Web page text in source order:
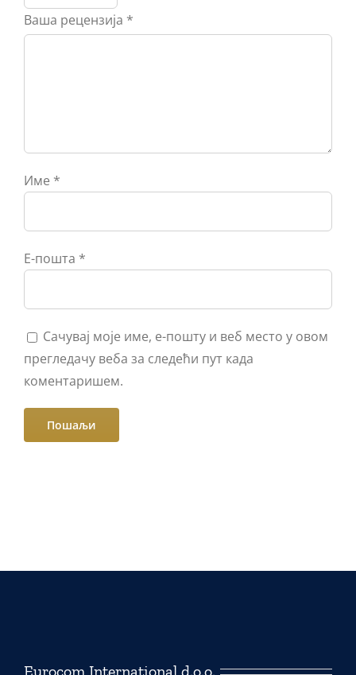
Ваша рецензија *
Име *
Е-пошта *
Сачувај моје име, е-пошту и веб место у овом
прегледачу веба за следећи пут када
коментаришем.
Eurocom International d.o.o.